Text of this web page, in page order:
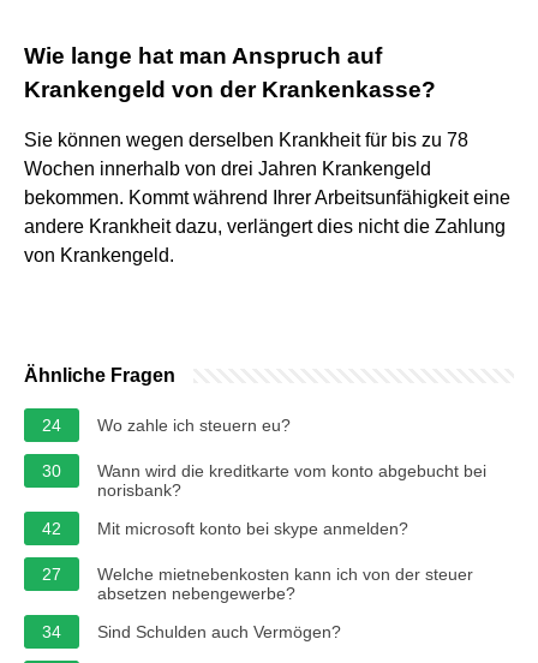
Wie lange hat man Anspruch auf
Krankengeld von der Krankenkasse?
Sie können wegen derselben Krankheit für bis zu 78
Wochen innerhalb von drei Jahren Krankengeld
bekommen. Kommt während Ihrer Arbeitsunfähigkeit eine
andere Krankheit dazu, verlängert dies nicht die Zahlung
von Krankengeld.
Ähnliche Fragen
24 Wo zahle ich steuern eu?
30
Wann wird die kreditkarte vom konto abgebucht bei
norisbank?
42
Mit microsoft konto bei skype anmelden?
27
Welche mietnebenkosten kann ich von der steuer
absetzen nebengewerbe?
34
Sind Schulden auch Vermögen?